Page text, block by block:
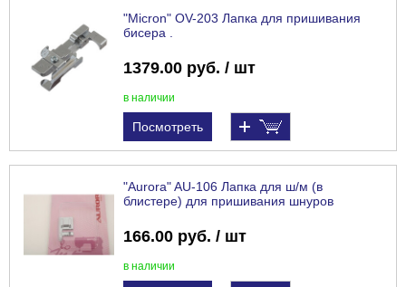
"Micron" OV-203 Лапка для пришивания
бисера .
1379.00 руб. / шт
в наличии
Посмотреть
"Aurora" AU-106 Лапка для ш/м (в
блистере) для пришивания шнуров
166.00 руб. / шт
в наличии